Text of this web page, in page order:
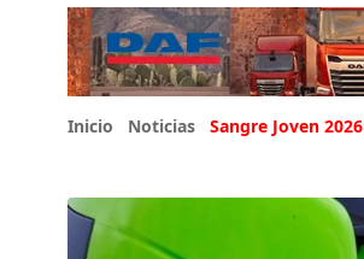
Inicio Noticias Sangre Joven 2026